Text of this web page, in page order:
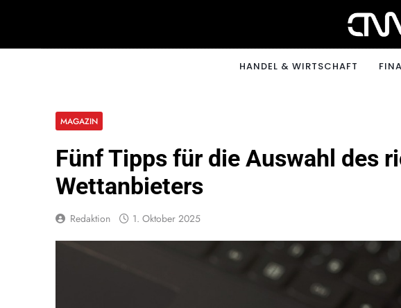
HANDEL & WIRTSCHAFT
MAGAZIN
Fünf Tipps für die Auswahl des
Wettanbieters
Redaktion 1. Oktober 2025